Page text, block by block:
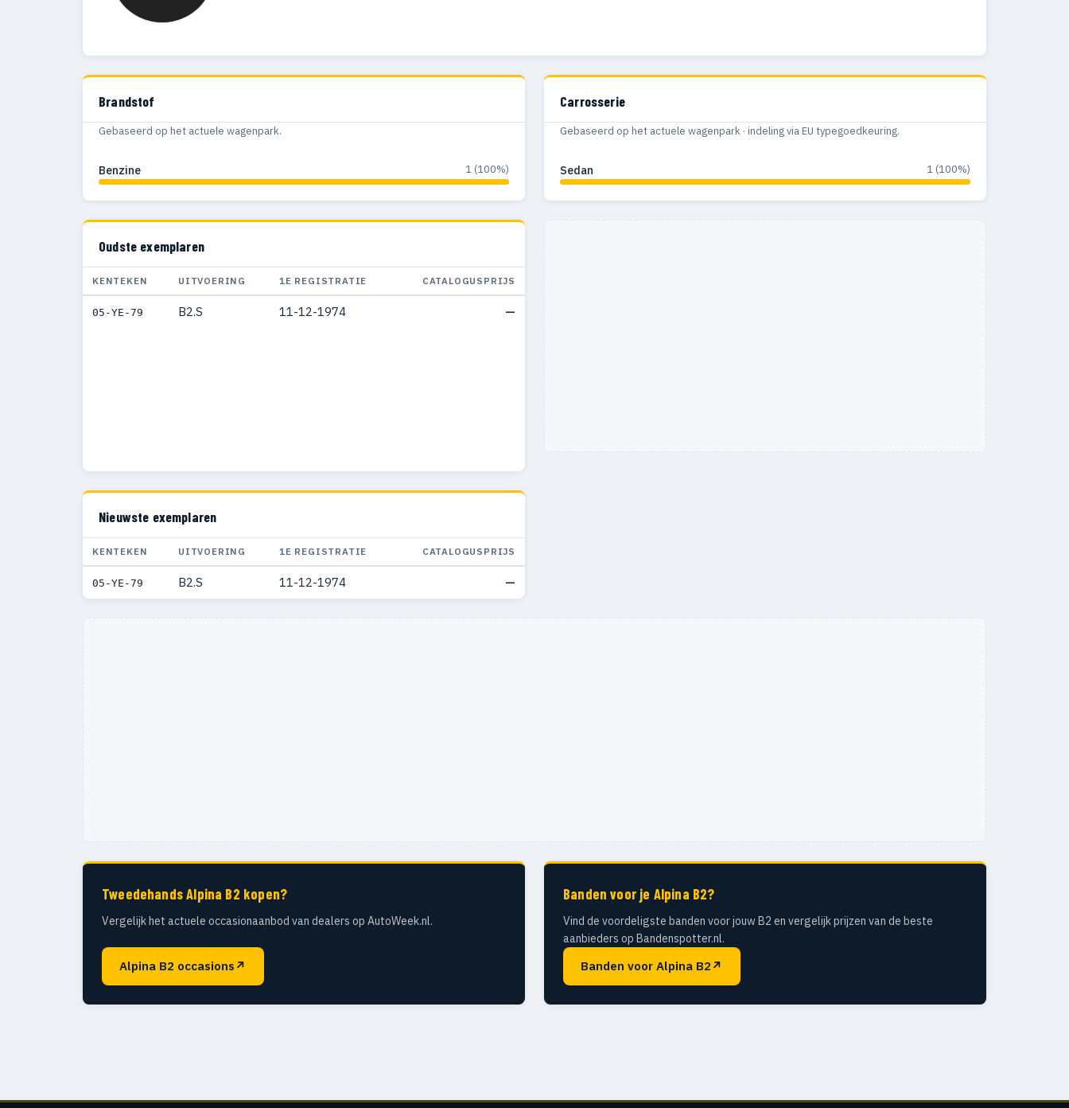
Brandstof
Gebaseerd op het actuele wagenpark.
Benzine 1 (100%)
Carrosserie
Gebaseerd op het actuele wagenpark · indeling via EU typegoedkeuring.
Sedan 1 (100%)
Oudste exemplaren
KENTEKEN UITVOERING 1E REGISTRATIE CATALOGUSPRIJS
05-YE-79 B2.S 11-12-1974 —
Nieuwste exemplaren
KENTEKEN UITVOERING 1E REGISTRATIE CATALOGUSPRIJS
05-YE-79 B2.S 11-12-1974 —
Tweedehands Alpina B2 kopen?
Vergelijk het actuele occasionaanbod van dealers op AutoWeek.nl.
Alpina B2 occasions ↗
Banden voor je Alpina B2?
Vind de voordeligste banden voor jouw B2 en vergelijk prijzen van de beste
aanbieders op Bandenspotter.nl.
Banden voor Alpina B2 ↗